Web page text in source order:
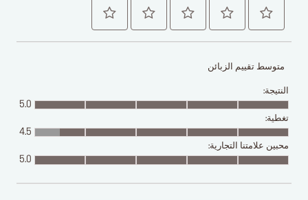
متوسط تقييم الزبائن
النتيجة:
5.0
تغطية:
4.5
محبين علامتنا التجارية:
5.0